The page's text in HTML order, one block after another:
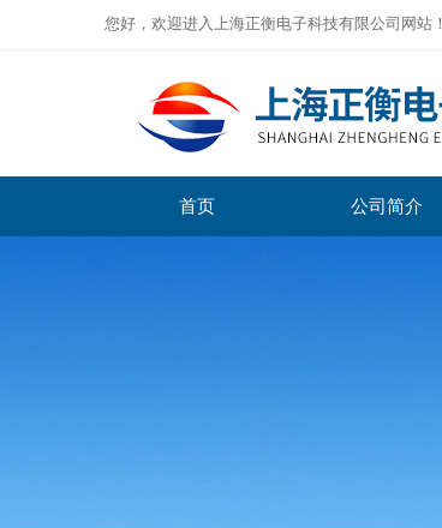
您好，欢迎进入上海正衡电子科技有限公司网站！
首页 公司简介